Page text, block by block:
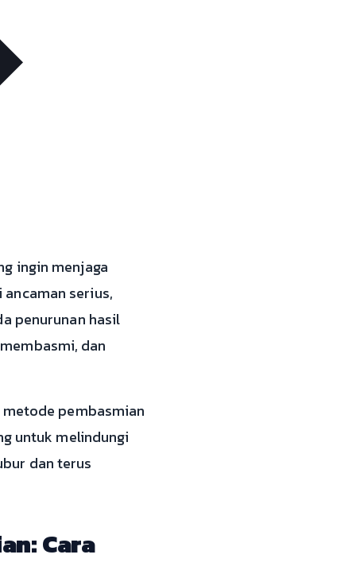
ingin menjaga
serius,
penurunan hasil
dan
pembasmian
untuk melindungi
dan terus
Cara